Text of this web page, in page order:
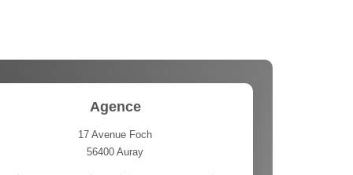
Agence
17 Avenue Foch
56400Auray